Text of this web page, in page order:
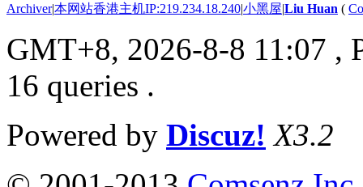
Archiver|本网站香港主机IP:219.234.18.240|小黑屋|Liu Huan (
GMT+8, 2026-8-8 11:07 ,
16 queries .
Powered by Discuz! X3.2